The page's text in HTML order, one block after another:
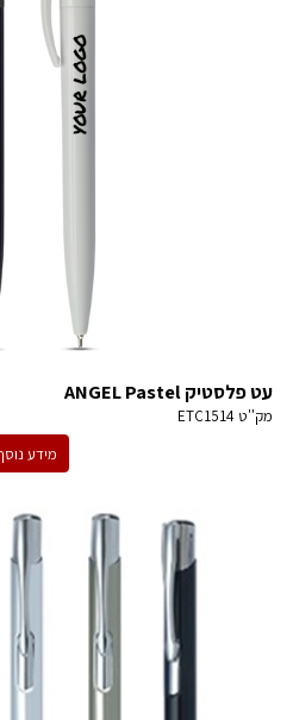
עט פלסטיק ANGEL Pastel
מק''טETC1514
מידע